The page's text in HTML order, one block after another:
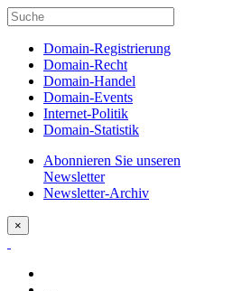
Domain-Registrierung
Domain-Recht
Domain-Handel
Domain-Events
Internet-Politik
Domain-Statistik
Abonnieren Sie unseren
Newsletter
Newsletter-Archiv
×